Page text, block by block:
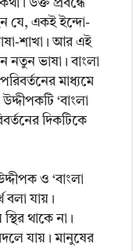
উক্ত প্রবন্ধে
যে, একই ইন্দো-
শাখা। আর এই
নতুন ভাষা। বাংলা
মাধ্যমে
‘বাংলা
দিকটিকে
ও ‘বাংলা
বলা যায়।
থাকে না।
যায়। মানুষের